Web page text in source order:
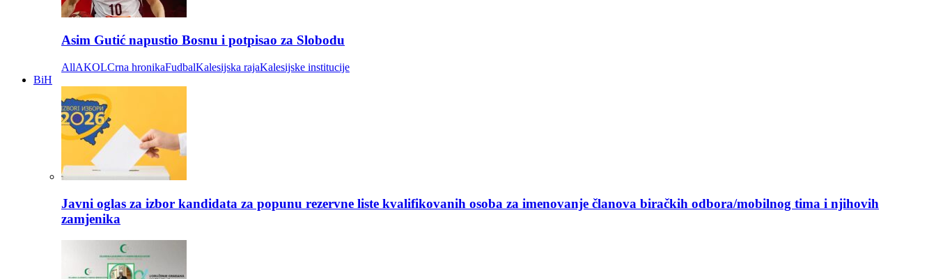
Asim Gutić napustio Bosnu i potpisao za Slobodu
AllAKOLCrna hronikaFudbalKalesijska rajaKalesijske institucije
BiH
Javni oglas za izbor kandidata za popunu rezervne liste kvalifikovanih osoba za imenovanje članova biračkih odbora/mobilnog tima i njihovih
zamjenika